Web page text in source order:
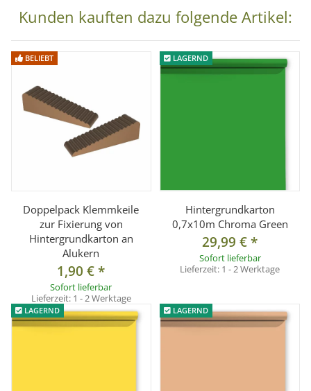
- Walimex VC&K&DS Serie Studioblitzleuchten
- Aurora Fusion/Genesis
- u.v.w.
Lieferumfang:
1x Weitwinkelreflektor für B/C/D Serie u.w.
Kunden kauften dazu folgende Artikel:
BELIEBT
Doppelpack Klemmkeile
zur Fixierung von
Hintergrundkarton an
Alukern
1,90 €*
Sofort lieferbar
Lieferzeit: 1 - 2 Werktage
LAGERND
Hintergrundkarton
0,7x10m Chroma Green
29,99 €*
Sofort lieferbar
Lieferzeit: 1 - 2 Werktage
LAGERND LAGERND